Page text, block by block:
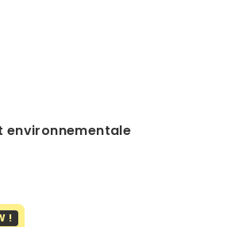
environnementale
!